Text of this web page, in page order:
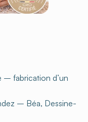
– fabrication d’un
– Béa, Dessine-